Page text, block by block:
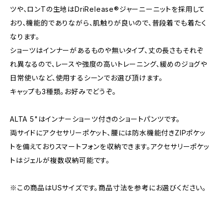
ツや、ロンTの生地はDriRelease®ジャーニーニットを採用して
おり、機能的でありながら、肌触りが良いので、普段着でも着たく
なります。
ショーツはインナーがあるものや無いタイプ、丈の長さもそれぞ
れ異なるので、レースや強度の高いトレーニング、緩めのジョグや
日常使いなど、使用するシーンでお選び頂けます。
キャップも3種類。お好みでどうぞ。
ALTA 5"はインナーショーツ付きのショートパンツです。
両サイドにアクセサリーポケット、腰には防水機能付きZIPポケッ
トを備えておりスマートフォンを収納できます。アクセサリーポケッ
トはジェルが複数収納可能です。
※この商品はUSサイズです。商品寸法を参考にお選びください。